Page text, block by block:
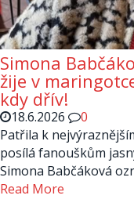
Simona
žije v
kdy dřív!
18.6.2026
0
Patřila k
posílá fanouškům
Simona Babčáková
Read More